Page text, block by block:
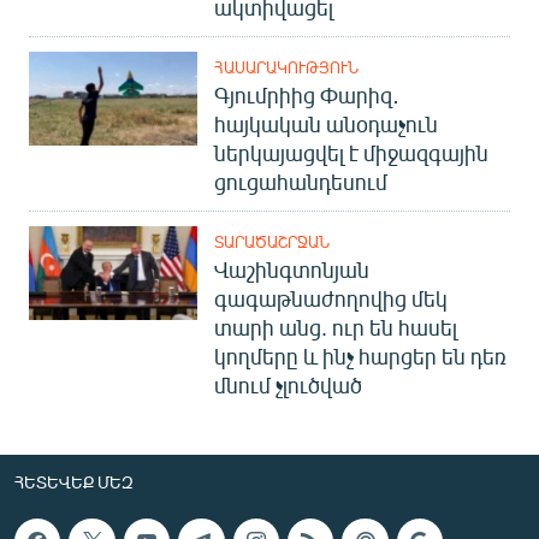
ակտիվացել
ՀԱՍԱՐԱԿՈՒԹՅՈՒՆ
Գյումրիից Փարիզ․
հայկական անօդաչուն
ներկայացվել է միջազգային
ցուցահանդեսում
ՏԱՐԱԾԱՇՐՋԱՆ
Վաշինգտոնյան
գագաթնաժողովից մեկ
տարի անց. ուր են հասել
կողմերը և ինչ հարցեր են դեռ
մնում չլուծված
ՀԵՏԵՎԵՔ ՄԵԶ